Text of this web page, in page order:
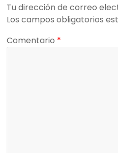
Tu dirección de correo
Los campos obligatorios
Comentario *